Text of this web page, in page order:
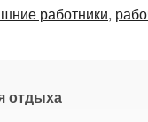
работники,
отдыха